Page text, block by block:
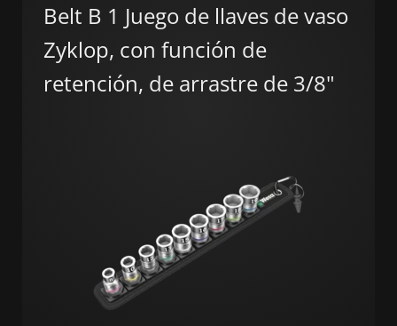
Belt B 1 Juego de llaves de vaso
Zyklop, con función de
retención, de arrastre de 3/8"